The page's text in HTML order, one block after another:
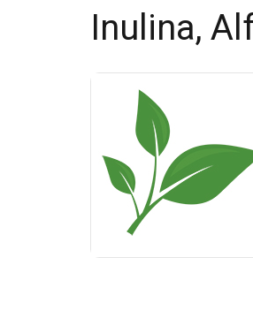
Inulina,